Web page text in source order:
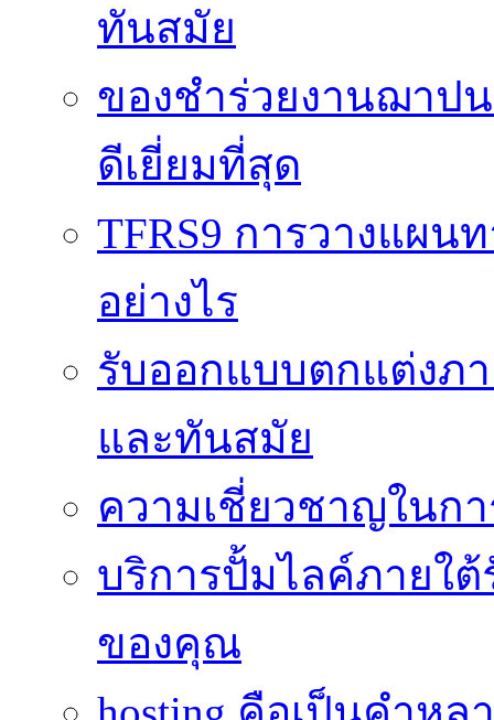
ทันสมัย
ของชำร่วยงานฌาป
ดีเยี่ยมที่สุด
TFRS9 การวางแผน
อย่างไร
รับออกแบบตกแต่งภ
และทันสมัย
ความเชี่ยวชาญในก
บริการปั้มไลค์ภายใต้
ของคุณ